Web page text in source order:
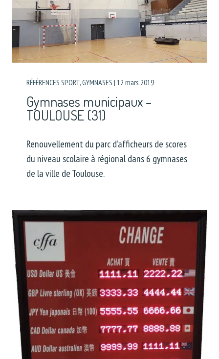
RÉFÉRENCES SPORT,GYMNASES | 12 mars 2019
Gymnases municipaux –
TOULOUSE (31)
Renouvellement du parc d’afficheurs de scores
du niveau scolaire à régional dans 6 gymnases
de la ville de Toulouse.